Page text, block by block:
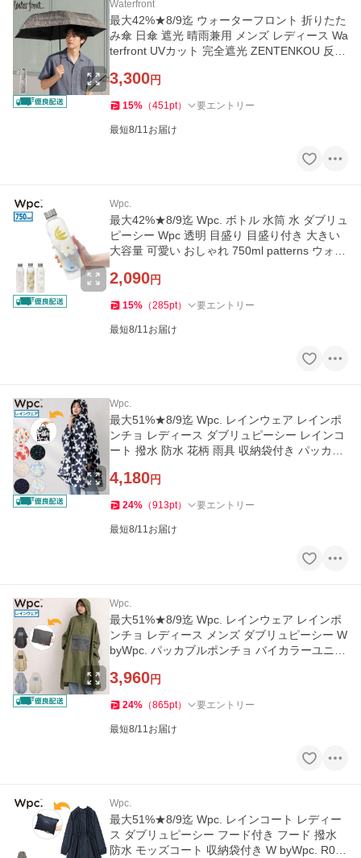
Waterfront
最大42%★8/9迄 ウォーターフロント 折りたた
み傘 日傘 遮光 晴雨兼用 メンズ レディース Wa
terfront UVカット 完全遮光 ZENTENKOU 反射
3,300円
15% （451pt） 要エントリー
最短8/11お届け
Wpc.
最大42%★8/9迄 Wpc. ボトル 水筒 水 ダブリュ
ピーシー Wpc 透明 目盛り 目盛り付き 大きい
大容量 可愛い おしゃれ 750ml patterns ウォー
2,090円
15% （285pt） 要エントリー
最短8/11お届け
Wpc.
最大51%★8/9迄 Wpc. レインウェア レインポ
ンチョ レディース ダブリュピーシー レインコ
ート 撥水 防水 花柄 雨具 収納袋付き パッカブ
4,180円
24% （913pt） 要エントリー
最短8/11お届け
Wpc.
最大51%★8/9迄 Wpc. レインウェア レインポ
ンチョ レディース メンズ ダブリュピーシー W
byWpc. パッカブルポンチョ バイカラーユニセ
3,960円
24% （865pt） 要エントリー
最短8/11お届け
Wpc.
最大51%★8/9迄 Wpc. レインコート レディー
ス ダブリュピーシー フード付き フード 撥水
防水 モッズコート 収納袋付き W byWpc. R010